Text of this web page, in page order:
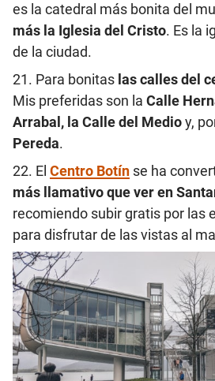
es la catedral más bonita del
más la Iglesia del Cristo. Es la
de la ciudad.
21. Para bonitas las calles del
Mis preferidas son la Calle
Arrabal, la Calle del Medioy,
Pereda.
22. El Centro Botín se ha
más llamativo que ver en
recomiendo subir gratis por las
para disfrutar de las vistas al